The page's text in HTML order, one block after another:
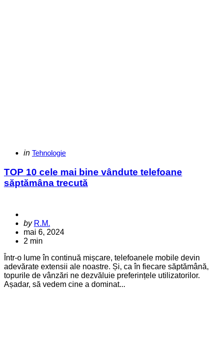
Categories
Posted
in Tehnologie
TOP 10 cele mai bine vândute telefoane
săptămâna trecută
Posted
by
by R.M.
mai 6, 2024
2 min
Într-o lume în continuă mișcare, telefoanele mobile devin
adevărate extensii ale noastre. Și, ca în fiecare săptămână,
topurile de vânzări ne dezvăluie preferințele utilizatorilor.
Așadar, să vedem cine a dominat...